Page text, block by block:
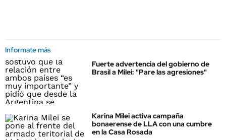
Informate más
Fuerte advertencia del gobierno de
Brasil a Milei: "Pare las agresiones"
Karina Milei activa campaña
bonaerense de LLA con una cumbre
en la Casa Rosada